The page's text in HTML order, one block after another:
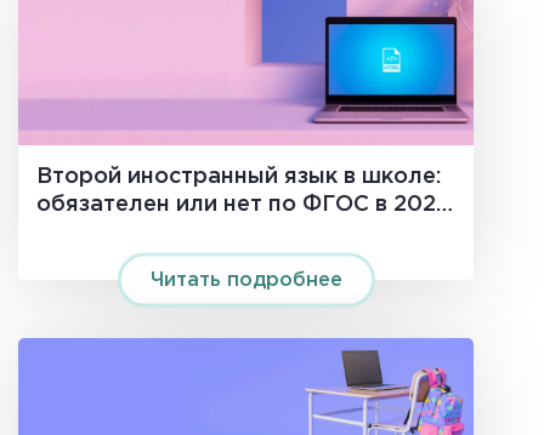
Второй иностранный язык в школе:
обязателен или нет по ФГОС в 2026
Читать подробнее